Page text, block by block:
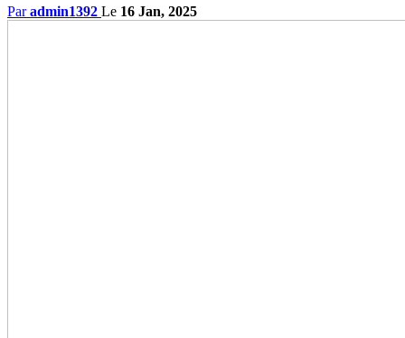
Paradmin1392 Le 16 Jan, 2025